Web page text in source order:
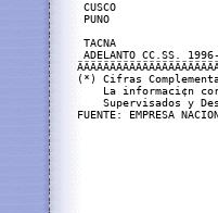
CUSCO
PUNO
TACNA
ADELANTO
(*) Cifras
La informaci¢n
Supervisados y
FUENTE: EMPRESA